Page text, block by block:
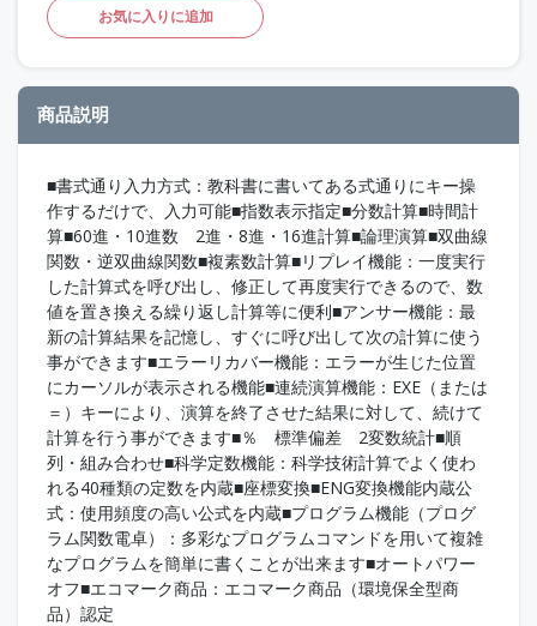
お気に入りに追加
商品説明
■書式通り入力方式：教科書に書いてある式通りにキー操
作するだけで、入力可能■指数表示指定■分数計算■時間計
算■60進・10進数 2進・8進・16進計算■論理演算■双曲線
関数・逆双曲線関数■複素数計算■リプレイ機能：一度実行
した計算式を呼び出し、修正して再度実行できるので、数
値を置き換える繰り返し計算等に便利■アンサー機能：最
新の計算結果を記憶し、すぐに呼び出して次の計算に使う
事ができます■エラーリカバー機能：エラーが生じた位置
にカーソルが表示される機能■連続演算機能：EXE（または
＝）キーにより、演算を終了させた結果に対して、続けて
計算を行う事ができます■％ 標準偏差 2変数統計■順
列・組み合わせ■科学定数機能：科学技術計算でよく使わ
れる40種類の定数を内蔵■座標変換■ENG変換機能内蔵公
式：使用頻度の高い公式を内蔵■プログラム機能（プログ
ラム関数電卓）：多彩なプログラムコマンドを用いて複雑
なプログラムを簡単に書くことが出来ます■オートパワー
オフ■エコマーク商品：エコマーク商品（環境保全型商
品）認定